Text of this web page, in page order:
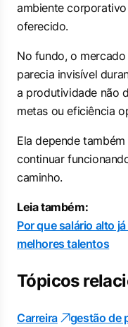
ambiente
oferecido.
No fundo, o
parecia invisível
a produtividade não
metas ou eficiência
Ela depende
continuar
caminho.
Leia também:
Por que salário alto
melhores talentos
Tópicos
Carreira gestão de